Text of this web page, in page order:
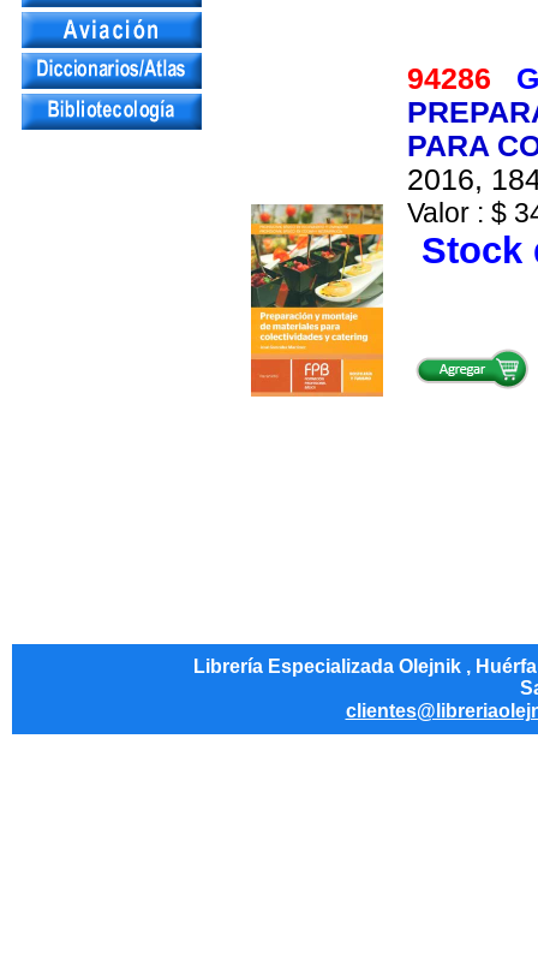
94286
PARA
2016,
Valor : $
Stock
Librería Especializada Olejnik ,